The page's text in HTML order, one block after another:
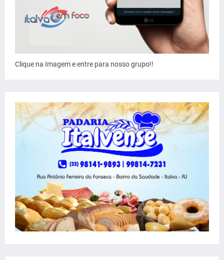
Clique na Imagem e entre para nosso grupo!!